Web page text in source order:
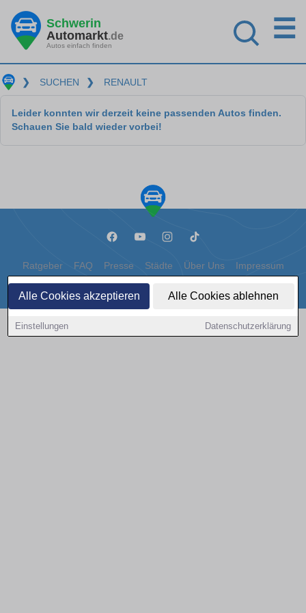
Alle Cookies akzeptieren Alle Cookies ablehnen
Einstellungen Datenschutzerklärung
Schwerin
Automarkt.de
Autos einfach finden
☰
❯ SUCHEN ❯ RENAULT
Leider konnten wir derzeit keine passenden Autos finden.
Schauen Sie bald wieder vorbei!
Ratgeber FAQ Presse Städte Über Uns Impressum
Datenschutz Cookies
Copyright © 2000 - 2026 | 1A Infosysteme GmbH | Content by: 1a-sites-autos